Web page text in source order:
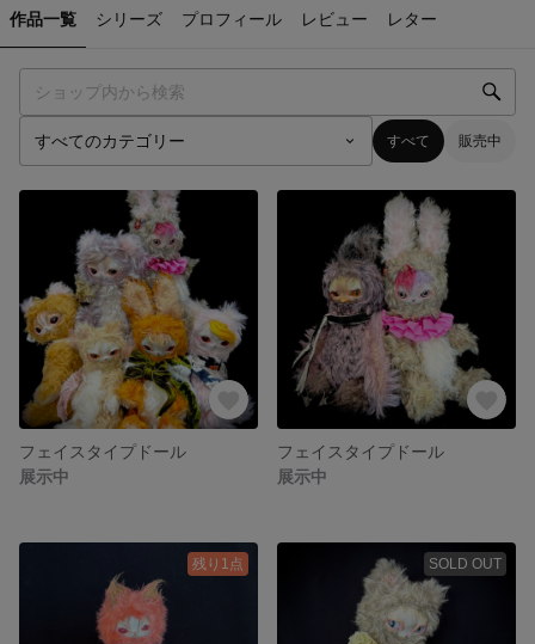
作品一覧 シリーズ プロフィール レビュー レター
すべて 販売中
フェイスタイプドール
展示中
フェイスタイプドール
展示中
残り1点 SOLD OUT